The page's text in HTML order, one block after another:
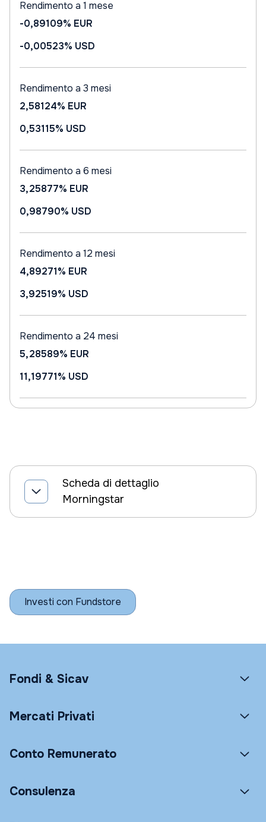
Rendimento a 1 mese
-0,89109% EUR
-0,00523% USD
Rendimento a 3 mesi
2,58124% EUR
0,53115% USD
Rendimento a 6 mesi
3,25877% EUR
0,98790% USD
Rendimento a 12 mesi
4,89271% EUR
3,92519% USD
Rendimento a 24 mesi
5,28589% EUR
11,19771% USD
Scheda di dettaglio
Morningstar
Investi con Fundstore
Fondi & Sicav
Mercati Privati
Conto Remunerato
Consulenza